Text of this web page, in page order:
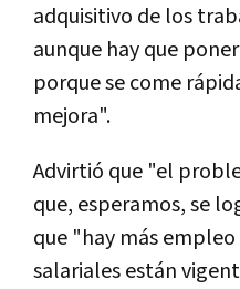
adquisitivo de los
aunque hay que
porque se come
mejora".
Advirtió que "el
que, esperamos, se
que "hay más
salariales están